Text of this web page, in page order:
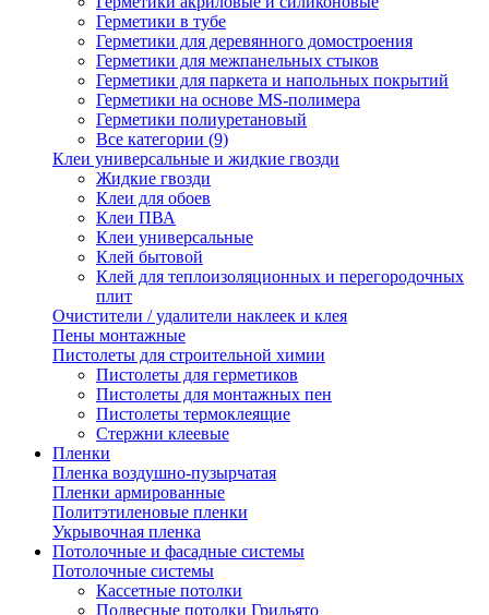
Герметики в тубе
Герметики для деревянного домостроения
Герметики для межпанельных стыков
Герметики для паркета и напольных покрытий
Герметики на основе MS-полимера
Герметики полиуретановый
Все категории (9)
Клеи универсальные и жидкие гвозди
Жидкие гвозди
Клеи для обоев
Клеи ПВА
Клеи универсальные
Клей бытовой
Клей для теплоизоляционных и перегородочных
плит
Очистители / удалители наклеек и клея
Пены монтажные
Пистолеты для строительной химии
Пистолеты для герметиков
Пистолеты для монтажных пен
Пистолеты термоклеящие
Стержни клеевые
Пленки
Пленка воздушно-пузырчатая
Пленки армированные
Политэтиленовые пленки
Укрывочная пленка
Потолочные и фасадные системы
Потолочные системы
Кассетные потолки
Подвесные потолки Грильято